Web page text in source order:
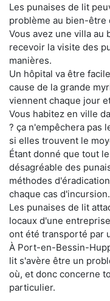
Les punaises de lit
problème au bien-être
Vous avez une villa au
recevoir la visite des
manières.
Un hôpital va être
cause de la grande
viennent chaque jour
Vous habitez en ville
? ça n'empêchera pas
si elles trouvent le
Étant donné que tout
désagréable des
méthodes
chaque cas d'incursion.
Les punaises de lit
locaux d'une
ont été transporté par
À Port-en-Bessin-
lit s'avère être un
où, et donc concerne
particulier.